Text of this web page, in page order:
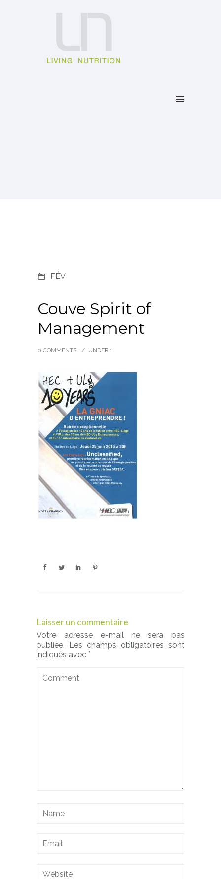
FÉV
Couve Spirit of
Management
0 COMMENTS / UNDER :
Laisser un commentaire
Votre adresse e-mail ne sera pas
publiée.
Les champs obligatoires sont
indiqués avec *